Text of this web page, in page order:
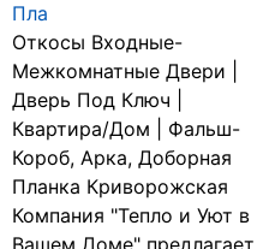
Пла
Откосы Входные-
Межкомнатные Двери |
Дверь Под Ключ |
Квартира/Дом | Фальш-
Короб, Арка, Доборная
Планка Криворожская
Компания "Тепло и Уют в
Вашем Доме" предлагает